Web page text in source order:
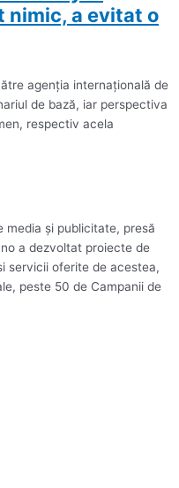
nimic, a evitat o
agenţia internaţională de
de bază, iar perspectiva
respectiv acela
media și publicitate, presă
a dezvoltat proiecte de
servicii oferite de acestea,
peste 50 de Campanii de